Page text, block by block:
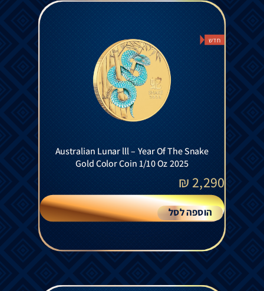
חדש
Australian Lunar lll – Year Of The Snake
Gold Color Coin 1/10 Oz 2025
2,290
₪
הוספה לסל